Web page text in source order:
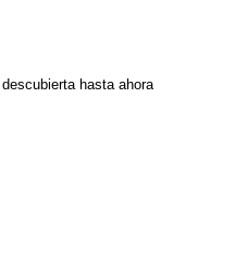
hasta ahora